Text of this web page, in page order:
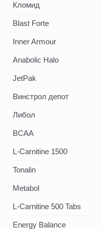
Кломид
Blast Forte
Inner Armour
Anabolic Halo
JetPak
Винстрол депот
Либол
BCAA
L-Carnitine 1500
Tonalin
Metabol
L-Carnitine 500 Tabs
Energy Balance